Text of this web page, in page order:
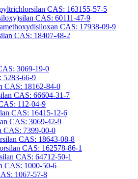
CAS: 163155-57-5
CAS: 60111-47-9
CAS: 17938-09-9
CAS: 18407-48-2
3069-19-0
5283-66-9
CAS: 18162-84-0
CAS: 66604-31-7
112-04-9
CAS: 16415-12-6
CAS: 3069-42-9
CAS: 7399-00-0
CAS: 18643-08-8
CAS: 162578-86-1
CAS: 64712-50-1
CAS: 1000-50-6
1067-57-8